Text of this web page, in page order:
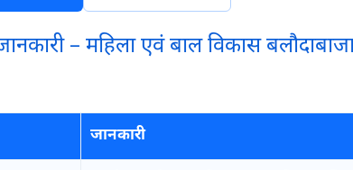
– महिला एवं बाल विकास
जानकारी